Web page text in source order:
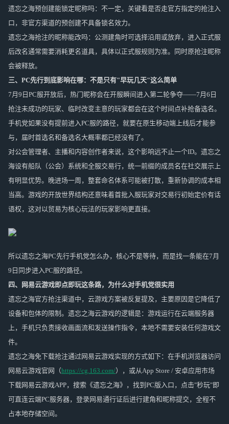
遗忘之海预创建能锁定昵称吗：不一定，关键看是否走官方指定的抢注入
口，非官方渠道的预创建不具备锁名效力。
遗忘之海抢注的昵称能改吗：公测建角时可选择沿用或放弃，进入正式服
后改名通常需要消耗更名道具，具体以正式服规则为准。同时原抢注昵称
会被释放。
三、PC先行到底影响在哪：不是只有"早玩几天"这么简单
7月9日PC服开放后，热门昵称会在开服瞬间进入第二轮争夺——7月6日
抢注未成功的玩家、临时改变主意的玩家都会在这个时间点补抢备选名。
手机党如果没有提前进入PC服的路径，就要在原生移动端上线后才能参
与，届时首选名和备选名大概率都已经没有了。
对公会管理者、主播和内容创作者来说，这个影响远不止一个ID。遗忘之
海设有船队（公会）系统和全服交易行，统一前缀的成员名在社交展示上
有明显优势。晚进场一周，整套命名体系可能被打散，重新协调的成本相
当高。游戏的开放世界结构还意味着首批入服玩家对交易行初始定价有话
语权，这对以贸易为核心玩法的玩家影响更直接。
所以遗忘之海PC先行手机党怎么办，核心不是等待，而是找一条能在7月
9日同步进入PC服的路径。
四、网易云游戏即点即玩这条路，为什么对手机党很实用
遗忘之海官方抢注渠道中，云游戏方案被反复提及，主要原因是它降低了
设备和包体的限制。遗忘之海云游戏的逻辑是：游戏运行在云端服务器
上，手机只负责接收画面流和发送操作指令，本地不需要安装任何游戏文
件。
遗忘之海免下载抢注通过网易云游戏实现的方式如下：在手机浏览器访问
网易云游戏官网（https://cg.163.com/），或从App Store / 安卓应用市场
下载网易云游戏APP，搜索《遗忘之海》，找到PC版入口，点击"秒玩"即
可直连云端PC服务器，登录网易通行证后进行建角和昵称提交，全程不
占本地存储空间。